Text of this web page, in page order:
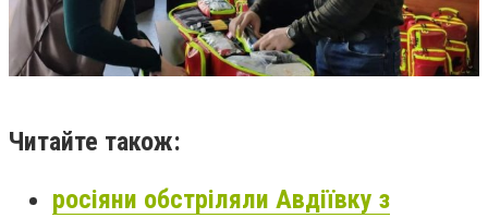
Читайте також:
росіяни обстріляли Авдіївку з